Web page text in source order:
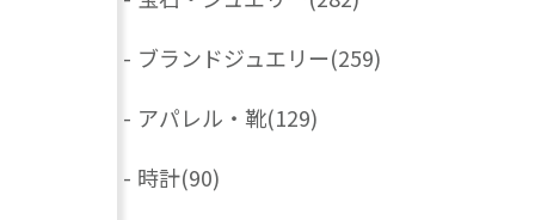
- ブランドジュエリー(259)
- アパレル・靴(129)
- 時計(90)